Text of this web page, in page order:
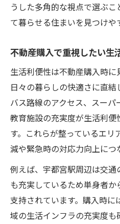
うした多角的な視点で選ぶ
て暮らせる住まいを見つけや
不動産購入で重視したい生
生活利便性は不動産購入時に
日々の暮らしの快適さに直
バス路線のアクセス、スー
教育施設の充実度が生活利
す。これらが整っているエ
減や緊急時の対応力向上につ
例えば、宇都宮駅周辺は交
も充実しているため単身者
支持されています。購入時
域の生活インフラの充実度